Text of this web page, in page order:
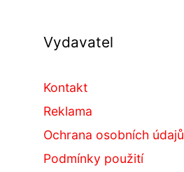
Vydavatel
Kontakt
Reklama
Ochrana osobních údajů
Podmínky použití